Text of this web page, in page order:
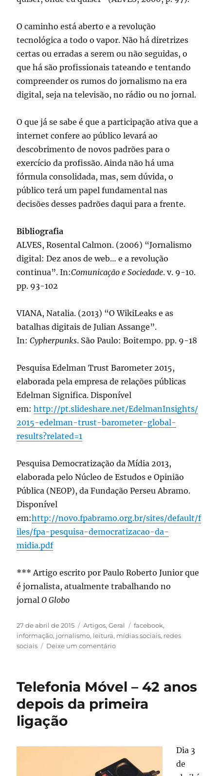
O caminho está aberto e a revolução
tecnológica a todo o vapor. Não há diretrizes
certas ou erradas a serem ou não seguidas, o
que há são profissionais tateando e tentando
compreender os rumos do jornalismo na era
digital, seja na televisão, no rádio ou no jornal.
O que já se sabe é que a participação ativa que a
internet confere ao público levará ao
descobrimento de novos padrões para o
exercício da profissão. Ainda não há uma
fórmula consolidada, mas, sem dúvida, o
público terá um papel fundamental nas
decisões desses padrões daqui para a frente.
Bibliografia
ALVES, Rosental Calmon. (2006) “Jornalismo
digital: Dez anos de web… e a revolução
continua”. In:Comunicação e Sociedade. v. 9-10.
pp. 93-102
VIANA, Natalia. (2013) “O WikiLeaks e as
batalhas digitais de Julian Assange”.
In:Cypherpunks. São Paulo: Boitempo. pp. 9-18
Pesquisa Edelman Trust Barometer 2015,
elaborada pela empresa de relações públicas
Edelman Significa. Disponível
em:http://pt.slideshare.net/EdelmanInsights/
2015-edelman-trust-barometer-global-
results?related=1
Pesquisa Democratização da Mídia 2013,
elaborada pelo Núcleo de Estudos e Opinião
Pública (NEOP), da Fundação Perseu Abramo.
Disponível
em:http://novo.fpabramo.org.br/sites/default/f
iles/fpa-pesquisa-democratizacao-da-
midia.pdf
*** Artigo escrito por Paulo Roberto Junior que
é jornalista, atualmente trabalhando no
jornalO Globo
Publicado
em
27 de abril de 2015 Categorias
Artigos,Geral Tags
facebook,
informação, jornalismo, leitura, mídias sociais, redes
sociais
Deixe um comentárioem
70%
usuários
social
informam-
se
Telefonia Móvel – 42 anos
depois da primeira
ligação
Dia 3
de